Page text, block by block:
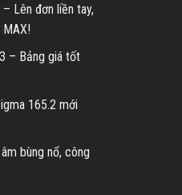
Lên đơn liền tay,
MAX!
– Bảng giá tốt
165.2 mới
bùng nổ, công